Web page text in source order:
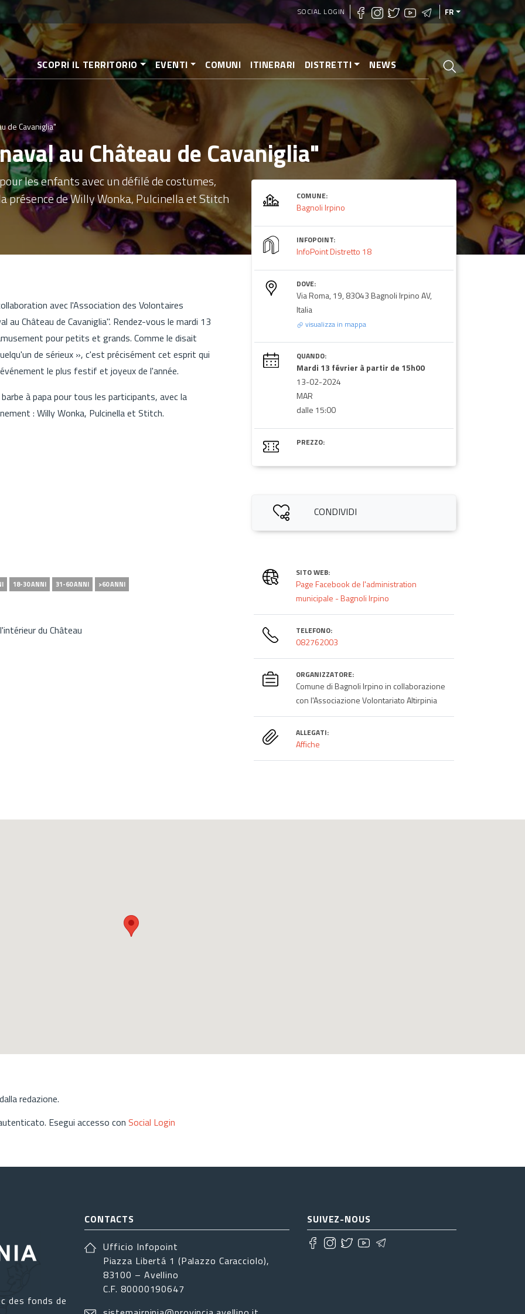
au
SOCIAL LOGIN FR
SCOPRI IL TERRITORIO EVENTI COMUNI ITINERARI DISTRETTI NEWS
de Cavaniglia"
au Château de Cavaniglia"
les enfants avec un défilé de costumes,
présence de Willy Wonka, Pulcinella et Stitch
avec l'Association des Volontaires
au Château de Cavaniglia". Rendez-vous le mardi 13
pour petits et grands. Comme le disait
de sérieux », c'est précisément cet esprit qui
le plus festif et joyeux de l'année.
à papa pour tous les participants, avec la
: Willy Wonka, Pulcinella et Stitch.
18-30 ANNI 31-60 ANNI >60 ANNI
du Château
COMUNE:
Bagnoli Irpino
INFOPOINT:
InfoPoint Distretto 18
DOVE:
Via Roma, 19, 83043 Bagnoli Irpino AV,
Italia
visualizza in mappa
QUANDO:
Mardi 13 février à partir de 15h00
13-02-2024
MAR
dalle 15:00
PREZZO:
CONDIVIDI
SITO WEB:
Page Facebook de l'administration
municipale - Bagnoli Irpino
TELEFONO:
082762003
ORGANIZZATORE:
Comune di Bagnoli Irpino in collaborazione
con l'Associazione Volontariato Altirpinia
ALLEGATI:
Affiche
redazione.
Esegui accesso con Social Login
des fonds de
CONTACTS
Ufficio Infopoint
Piazza Libertá 1 (Palazzo Caracciolo),
83100 – Avellino
C.F. 80000190647
SUIVEZ-NOUS